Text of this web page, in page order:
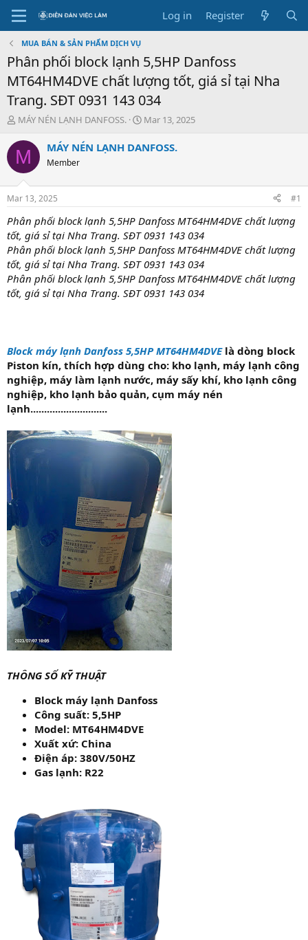
Log in Register
MUA BÁN & SẢN PHẨM DỊCH VỤ
Phân phối block lạnh 5,5HP Danfoss
MT64HM4DVE chất lượng tốt, giá sỉ tại Nha
Trang. SĐT 0931 143 034
T
r
e
d
t
a
r
t
e
r
MÁY NÉN LẠNH DANFOSS.
S
a
t
e
Mar 13, 2025
M MÁY NÉN LẠNH DANFOSS.
Member
Mar 13, 2025 #1
Phân phối block lạnh 5,5HP Danfoss MT64HM4DVE chất lượng
tốt, giá sỉ tại Nha Trang. SĐT 0931 143 034
Phân phối block lạnh 5,5HP Danfoss MT64HM4DVE chất lượng
tốt, giá sỉ tại Nha Trang. SĐT 0931 143 034
Phân phối block lạnh 5,5HP Danfoss MT64HM4DVE chất lượng
tốt, giá sỉ tại Nha Trang. SĐT 0931 143 034
Block máy lạnh Danfoss 5,5HP MT64HM4DVElà dòng block
Piston kín, thích hợp dùng cho: kho lạnh, máy lạnh công
nghiệp, máy làm lạnh nước, máy sấy khí, kho lạnh công
nghiệp, kho lạnh bảo quản, cụm máy nén
lạnh............................
THÔNG SỐ KỸ THUẬT
Block máy lạnh Danfoss
Công suất: 5,5HP
Model: MT64HM4DVE
Xuất xứ: China
Điện áp: 380V/50HZ
Gas lạnh: R22